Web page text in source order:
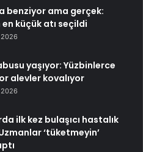
benziyor ama gerçek:
en küçük atı seçildi
yaşıyor: Yüzbinlerce
alevler kovalıyor
ilk kez bulaşıcı hastalık
‘tüketmeyin’